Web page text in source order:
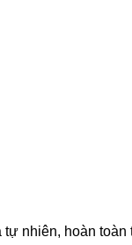
nhiên, hoàn